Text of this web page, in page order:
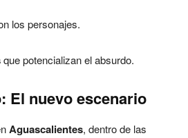
los personajes.
que potencializan el absurdo.
El nuevo escenario
Aguascalientes, dentro de las